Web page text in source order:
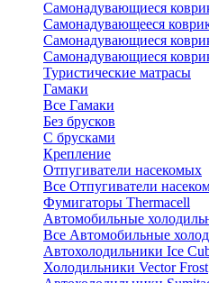
Самонадувающиеся
Самонадувающееся
Самонадувающиеся
Самонадувающиеся
Туристические матрасы
Гамаки
Все Гамаки
Без брусков
С брусками
Крепление
Отпугиватели насекомых
Все Отпугиватели
Фумигаторы Thermacell
Автомобильные
Все Автомобильные
Автохолодильники Ice
Холодильники Vector Frost